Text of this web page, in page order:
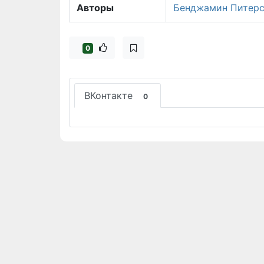
Авторы Бенджамин
0
ВКонтакте 0